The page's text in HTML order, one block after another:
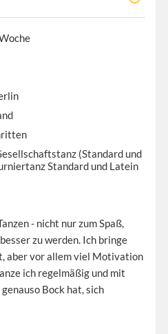
(Standard und
Standard und Latein
- nicht nur zum Spaß,
zu werden. Ich bringe
aber vor allem viel Motivation
ich regelmäßig und mit
Bock hat, sich